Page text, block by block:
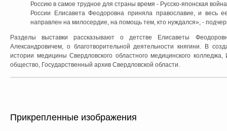
Россию в самое трудное для страны время - Русско-японская
России Елисавета Феодоровна приняла православие, и весь
направлен на милосердие, на помощь тем, кто нуждался», -
Разделы выставки рассказывают о детстве Елисаветы
Александровичем, о благотворительной деятельности княгини. В
истории медицины Свердловского областного медицинского
общество, Государственный архив Свердловской области.
Прикрепленные изображения